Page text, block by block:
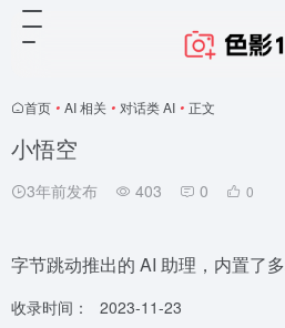
首页 • AI 相关 • 对话类 AI • 正文
小悟空
3年前发布 403 0 0
字节跳动推出的 AI 助理，内置了多
收录时间：
2023-11-23